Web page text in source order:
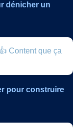
dénicher un
Content que ça
pour construire